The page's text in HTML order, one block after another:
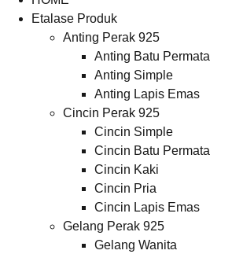
Etalase Produk
Anting Perak 925
Anting Batu Permata
Anting Simple
Anting Lapis Emas
Cincin Perak 925
Cincin Simple
Cincin Batu Permata
Cincin Kaki
Cincin Pria
Cincin Lapis Emas
Gelang Perak 925
Gelang Wanita